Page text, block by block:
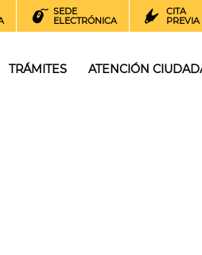
SEDE
ELECTRÓNICA
CITA
PREVIA
TRÁMITES ATENCIÓN